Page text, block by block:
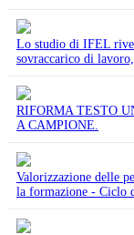
Lo studio di IFEL
sovraccarico di
RIFORMA TESTO
A CAMPIONE.
Valorizzazione delle
la formazione - Ciclo